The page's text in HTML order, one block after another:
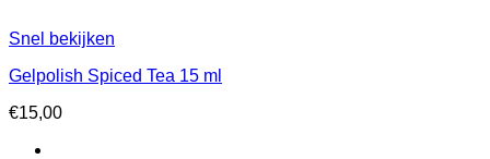
Snel bekijken
Gelpolish Spiced Tea 15 ml
€15,00